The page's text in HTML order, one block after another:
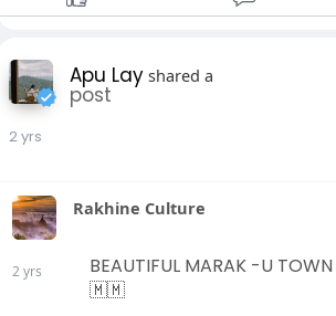
Apu Lay shared a
post
2 yrs
Rakhine Culture
2 yrs
BEAUTIFUL MARAK -U
🇲🇲